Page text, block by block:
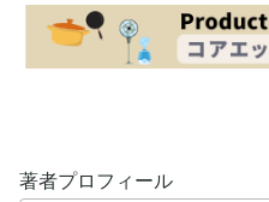
著者プロフィール